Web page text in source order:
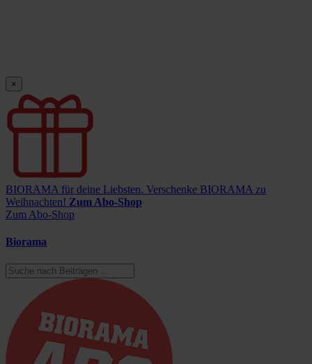
×
BIORAMA für deine Liebsten. Verschenke BIORAMA zu
Weihnachten! Zum Abo-Shop
Zum Abo-Shop
Biorama